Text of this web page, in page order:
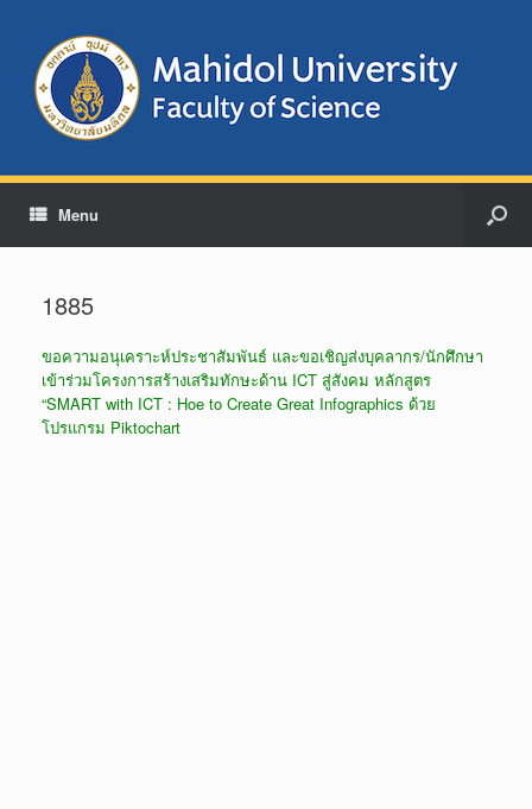
Menu
1885
ขอความอนุเคราะห์ประชาสัมพันธ์ และขอเชิญส่งบุคลากร/นักศึกษา
เข้าร่วมโครงการสร้างเสริมทักษะด้าน ICT สู่สังคม หลักสูตร
“SMART with ICT : Hoe to Create Great Infographics ด้วย
โปรแกรม Piktochart